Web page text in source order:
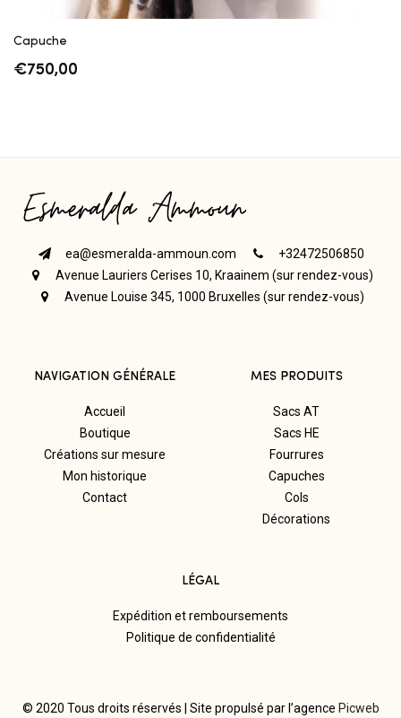
Capuche
€750,00
ea@esmeralda-ammoun.com
+32472506850
Avenue Lauriers Cerises 10, Kraainem (sur rendez-vous)
Avenue Louise 345, 1000 Bruxelles (sur rendez-vous)
NAVIGATION GÉNÉRALE
Accueil
Boutique
Créations sur mesure
Mon historique
Contact
MES PRODUITS
Sacs AT
Sacs HE
Fourrures
Capuches
Cols
Décorations
LÉGAL
Expédition et remboursements
Politique de confidentialité
© 2020 Tous droits réservés | Site propulsé par l’agence Picweb